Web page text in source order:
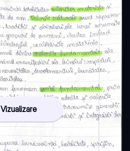
Vizualizare